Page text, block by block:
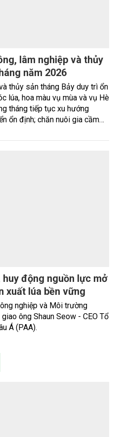
đối với mã số vùng trồng
tháng tiếp tục xu hướng
ổn định; chăn nuôi gia cầm
tích rừng trồng mới và sản